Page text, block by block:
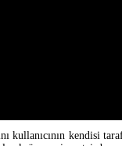
kullanıcının kendisi